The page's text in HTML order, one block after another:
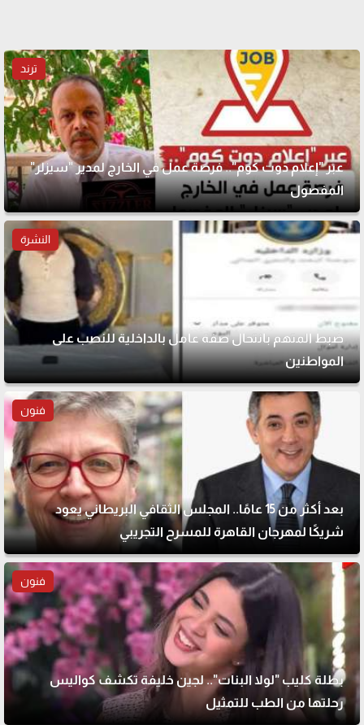
ترند
عبر "إعلام دوت كوم".. فرصة عمل في الخارج لمدير "سيزلر"
المفصول
النشرة
ضبط المتهم بانتحال صفة عامل بالداخلية للنصب على
المواطنين
فنون
بعد أكثر من 15 عامًا.. المجلس الثقافي البريطاني يعود
شريكًا لمهرجان القاهرة للمسرح التجريبي
فنون
بطلة كليب "لولا البنات".. لجين خليفة تكشف كواليس
رحلتها من الطب للتمثيل